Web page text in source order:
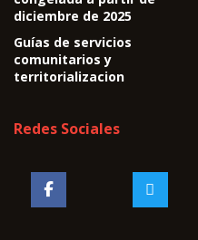
diciembre de 2025
Guías de servicios
comunitarios y
territorializacion
Redes Sociales